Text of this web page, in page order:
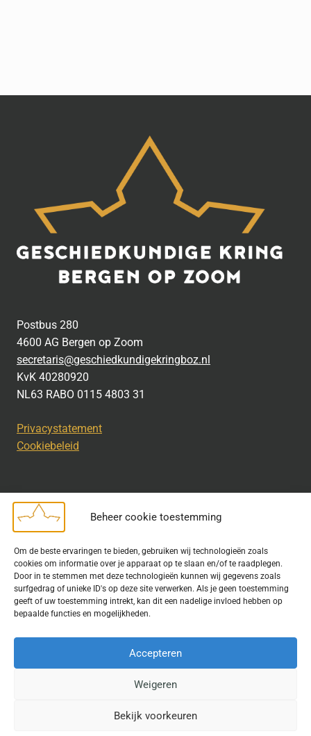
Beheer cookie toestemming
Om de beste ervaringen te bieden, gebruiken wij technologieën zoals
cookies om informatie over je apparaat op te slaan en/of te raadplegen.
Door in te stemmen met deze technologieën kunnen wij gegevens zoals
surfgedrag of unieke ID's op deze site verwerken. Als je geen toestemming
geeft of uw toestemming intrekt, kan dit een nadelige invloed hebben op
bepaalde functies en mogelijkheden.
Accepteren
Weigeren
Bekijk voorkeuren
Postbus 280
4600 AG Bergen op Zoom
secretaris@geschiedkundigekringboz.nl
KvK 40280920
NL63 RABO 0115 4803 31
Privacystatement
Cookiebeleid
Bij het uitdragen van de doelstelling van de Geschiedkundige
Kring wordt gebruik gemaakt van rechtenvrije informatie en data
waarvoor toestemming is verleend. Indien u op deze site een
publicatie van tekst of beeld aantreft die hier niet aan voldoet,